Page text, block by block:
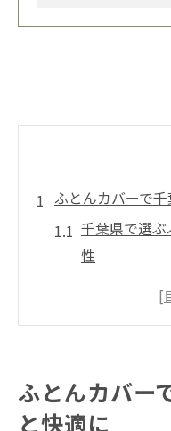
ふとんカバーで
千葉県で選
性
デザインで
インテリア
ふとんカバー